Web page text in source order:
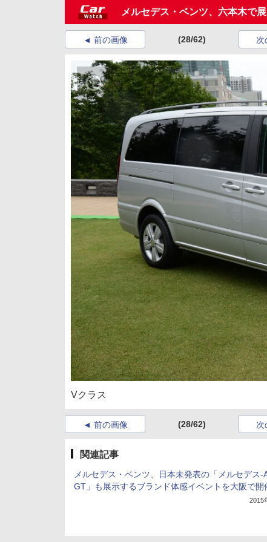
メルセデス・ベンツ、六本木で
前の画像 (28/62) 次
Vクラス
前の画像 (28/62) 次
関連記事
メルセデス・ベンツ、日本未発表の「メルセデス-
GT」も展示するブランド体感イベントを大阪で開
2015